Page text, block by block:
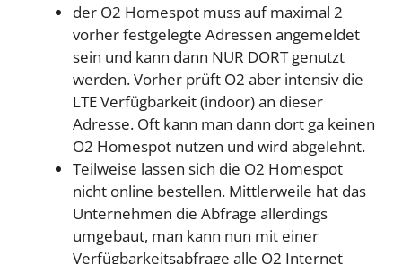
der O2 Homespot muss auf maximal 2
vorher festgelegte Adressen angemeldet
sein und kann dann NUR DORT genutzt
werden. Vorher prüft O2 aber intensiv die
LTE Verfügbarkeit (indoor) an dieser
Adresse. Oft kann man dann dort ga keinen
O2 Homespot nutzen und wird abgelehnt.
Teilweise lassen sich die O2 Homespot
nicht online bestellen. Mittlerweile hat das
Unternehmen die Abfrage allerdings
umgebaut, man kann nun mit einer
Verfügbarkeitsabfrage alle O2 Internet